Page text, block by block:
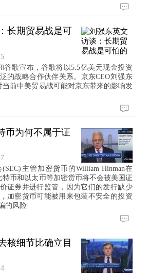
长期贸易战是可
谷歌宣布，谷歌将以5.5亿美元现金投资
的战略合作伙伴关系。京东CEO刘强东
当前中美贸易战可能对京东带来的影响发
币为何不属于证
主管加密货币的William Hinman在
特币和以太币等加密货币将不会被美国证
证券并进行监管，因为它们的发行缺少
加密货币可能被用来包装不安全的投资
的风险
核细节比确立目